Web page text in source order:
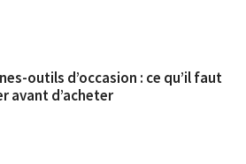
outils d’occasion : ce qu’il faut
avant d’acheter